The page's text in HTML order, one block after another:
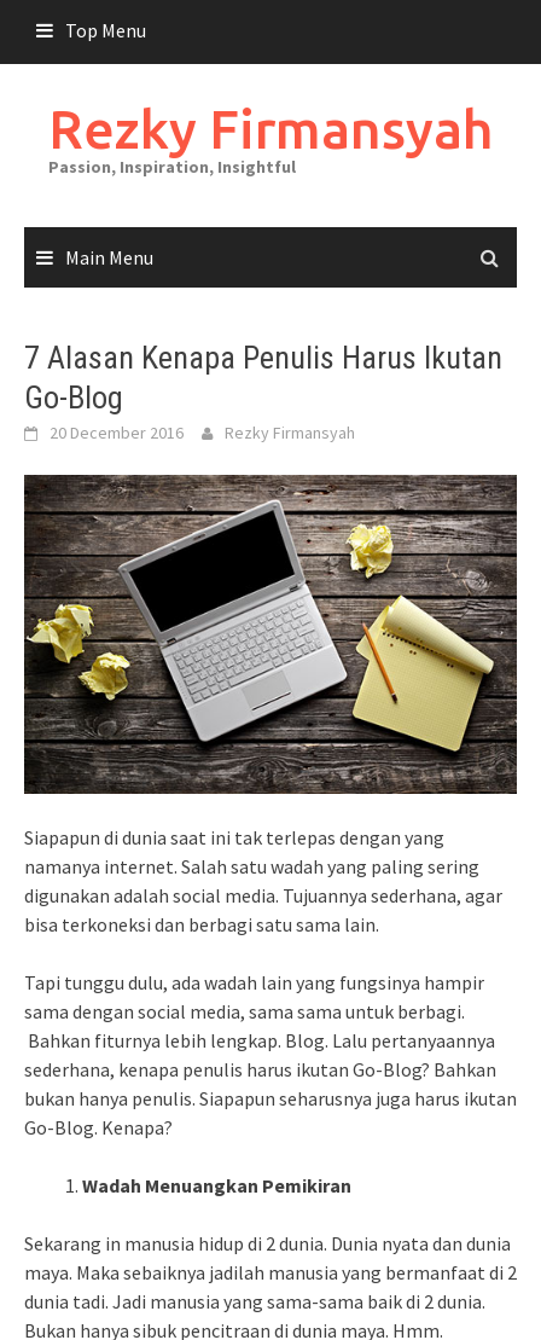
content
Top Menu
Rezky Firmansyah
Passion, Inspiration, Insightful
Main Menu
7 Alasan Kenapa Penulis Harus Ikutan
Go-Blog
20 December 2016 Rezky Firmansyah
Siapapun di dunia saat ini tak terlepas dengan yang
namanya internet. Salah satu wadah yang paling sering
digunakan adalah social media. Tujuannya sederhana, agar
bisa terkoneksi dan berbagi satu sama lain.
Tapi tunggu dulu, ada wadah lain yang fungsinya hampir
sama dengan social media, sama sama untuk berbagi.
Bahkan fiturnya lebih lengkap. Blog. Lalu pertanyaannya
sederhana, kenapa penulis harus ikutan Go-Blog? Bahkan
bukan hanya penulis. Siapapun seharusnya juga harus ikutan
Go-Blog. Kenapa?
Wadah Menuangkan Pemikiran
Sekarang in manusia hidup di 2 dunia. Dunia nyata dan dunia
maya. Maka sebaiknya jadilah manusia yang bermanfaat di 2
dunia tadi. Jadi manusia yang sama-sama baik di 2 dunia.
Bukan hanya sibuk pencitraan di dunia maya. Hmm.